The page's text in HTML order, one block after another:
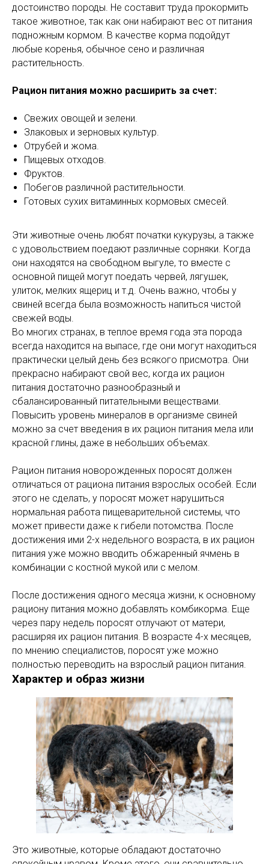
достоинство породы. Не составит труда прокормить
такое животное, так как они набирают вес от питания
подножным кормом. В качестве корма подойдут
любые коренья, обычное сено и различная
растительность.
Рацион питания можно расширить за счет:
Свежих овощей и зелени.
Злаковых и зерновых культур.
Отрубей и жома.
Пищевых отходов.
Фруктов.
Побегов различной растительности.
Готовых сухих витаминных кормовых смесей.
Эти животные очень любят початки кукурузы, а также
с удовольствием поедают различные сорняки. Когда
они находятся на свободном выгуле, то вместе с
основной пищей могут поедать червей, лягушек,
улиток, мелких ящериц и т.д. Очень важно, чтобы у
свиней всегда была возможность напиться чистой
свежей воды.
Во многих странах, в теплое время года эта порода
всегда находится на выпасе, где они могут находиться
практически целый день без всякого присмотра. Они
прекрасно набирают свой вес, когда их рацион
питания достаточно разнообразный и
сбалансированный питательными веществами.
Повысить уровень минералов в организме свиней
можно за счет введения в их рацион питания мела или
красной глины, даже в небольших объемах.
Рацион питания новорожденных поросят должен
отличаться от рациона питания взрослых особей. Если
этого не сделать, у поросят может нарушиться
нормальная работа пищеварительной системы, что
может привести даже к гибели потомства. После
достижения ими 2-х недельного возраста, в их рацион
питания уже можно вводить обжаренный ячмень в
комбинации с костной мукой или с мелом.
После достижения одного месяца жизни, к основному
рациону питания можно добавлять комбикорма. Еще
через пару недель поросят отлучают от матери,
расширяя их рацион питания. В возрасте 4-х месяцев,
по мнению специалистов, поросят уже можно
полностью переводить на взрослый рацион питания.
Характер и образ жизни
Это животные, которые обладают достаточно